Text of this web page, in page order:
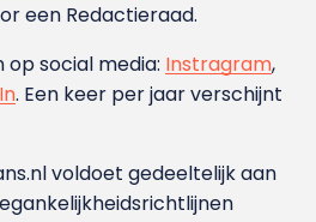
een Redactieraad.
op social media: Instragram,
. Een keer per jaar verschijnt
voldoet gedeeltelijk aan